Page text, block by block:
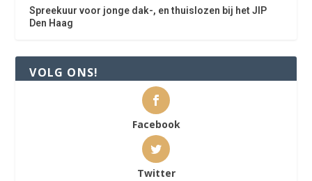
Spreekuur voor jonge dak-, en thuislozen bij het JIP
Den Haag
VOLG ONS!
Facebook
Twitter